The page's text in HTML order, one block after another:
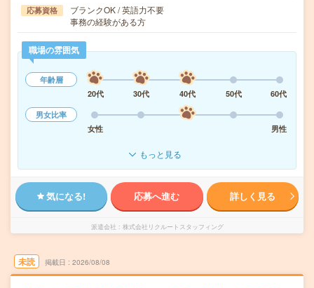
応募資格
ブランクOK / 英語力不要
事務の経験がある方
職場の雰囲気
年齢層
20代
30代 40代 50代
60代
男女比率
女性
男性
もっと見る
気になる! 応募へ進む 詳しく見る
派遣会社 株式会社リクルートスタッフィング
未読 掲載日 2026/08/08